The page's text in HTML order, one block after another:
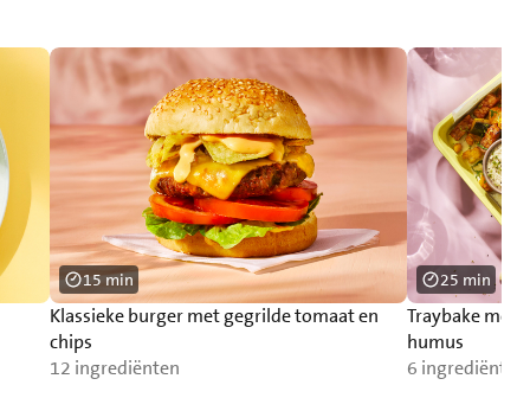
Klassieke burger met gegrilde tomaat en
chips
12 ingrediënten
15 min
Traybake met
humus
6 ingrediënten
25 min